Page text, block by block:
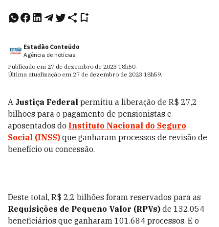
Estadão Conteúdo
Agência de notícias
Publicado em 27 de dezembro de 2023 18h50.
Última atualização em 27 de dezembro de 2023 18h59.
A Justiça Federal permitiu a liberação de R$ 27,2
bilhões para o pagamento de pensionistas e
aposentados do Instituto Nacional do Seguro
Social (INSS) que ganharam processos de revisão de
benefício ou concessão.
Deste total, R$ 2,2 bilhões foram reservados para as
Requisições de Pequeno Valor (RPVs) de 132.054
beneficiários que ganharam 101.684 processos. E o